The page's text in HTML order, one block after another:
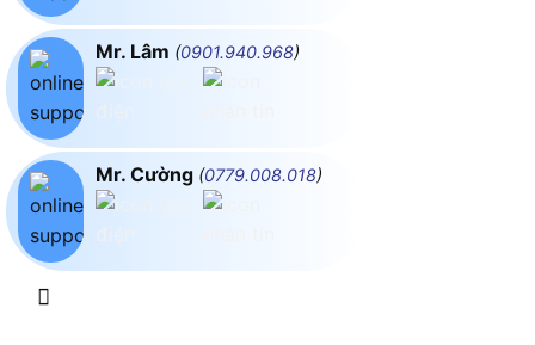
Mr. Lâm (0901.940.968)
Mr. Cường (0779.008.018)